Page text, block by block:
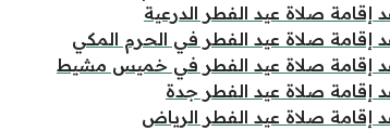
إقامة صلاة عيد الفطر الدرعية
إقامة صلاة عيد الفطر في الحرم المكي
إقامة صلاة عيد الفطر في خميس مشيط
إقامة صلاة عيد الفطر جدة
إقامة صلاة عيد الفطر الرياض